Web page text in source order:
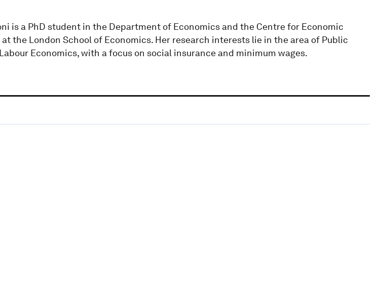
is a PhD student in the Department of Economics and the Centre for Economic
the London School of Economics. Her research interests lie in the area of Public
Economics, with a focus on social insurance and minimum wages.